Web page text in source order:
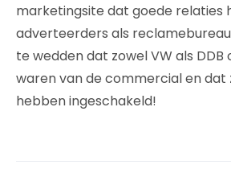
marketingsite dat goede relaties
adverteerders als
te wedden dat zowel VW als DDB
waren van de commercial en dat
hebben ingeschakeld!